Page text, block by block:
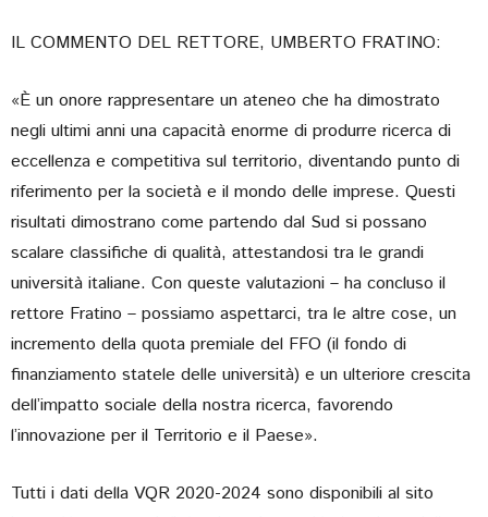
IL COMMENTO DEL RETTORE, UMBERTO FRATINO:
«È un onore rappresentare un ateneo che ha dimostrato
negli ultimi anni una capacità enorme di produrre ricerca di
eccellenza e competitiva sul territorio, diventando punto di
riferimento per la società e il mondo delle imprese. Questi
risultati dimostrano come partendo dal Sud si possano
scalare classifiche di qualità, attestandosi tra le grandi
università italiane. Con queste valutazioni – ha concluso il
rettore Fratino – possiamo aspettarci, tra le altre cose, un
incremento della quota premiale del FFO (il fondo di
finanziamento statele delle università) e un ulteriore crescita
dell’impatto sociale della nostra ricerca, favorendo
l’innovazione per il Territorio e il Paese».
Tutti i dati della VQR 2020-2024 sono disponibili al sito